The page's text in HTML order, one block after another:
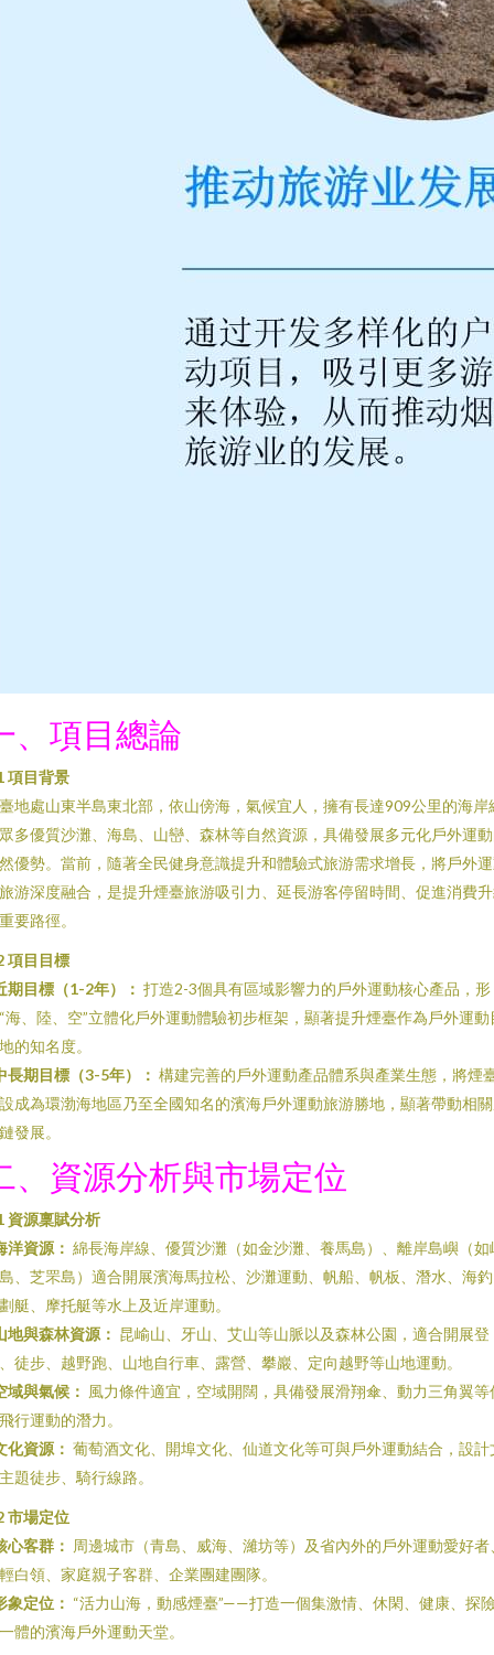
、項目總論
項目背景
地處山東半島東北部，依山傍海，氣候宜人，擁有長達909公里的海岸
多優質沙灘、海島、山巒、森林等自然資源，具備發展多元化戶外運
優勢。當前，隨著全民健身意識提升和體驗式旅游需求增長，將戶外
游深度融合，是提升煙臺旅游吸引力、延長游客停留時間、促進消費
要路徑。
項目目標
期目標（1-2年）： 打造2-3個具有區域影響力的戶外運動核心產品，形
海、陸、空”立體化戶外運動體驗初步框架，顯著提升煙臺作為戶外運動
的知名度。
長期目標（3-5年）： 構建完善的戶外運動產品體系與產業生態，將煙
成為環渤海地區乃至全國知名的濱海戶外運動旅游勝地，顯著帶動相
發展。
、資源分析與市場定位
資源稟賦分析
洋資源： 綿長海岸線、優質沙灘（如金沙灘、養馬島）、離岸島嶼（如
、芝罘島）適合開展濱海馬拉松、沙灘運動、帆船、帆板、潛水、海
艇、摩托艇等水上及近岸運動。
地與森林資源： 昆崳山、牙山、艾山等山脈以及森林公園，適合開展登
徒步、越野跑、山地自行車、露營、攀巖、定向越野等山地運動。
域與氣候： 風力條件適宜，空域開闊，具備發展滑翔傘、動力三角翼等
行運動的潛力。
化資源： 葡萄酒文化、開埠文化、仙道文化等可與戶外運動結合，設計
題徒步、騎行線路。
市場定位
心客群： 周邊城市（青島、威海、濰坊等）及省內外的戶外運動愛好者
白領、家庭親子客群、企業團建團隊。
象定位： “活力山海，動感煙臺”——打造一個集激情、休閑、健康、探
體的濱海戶外運動天堂。